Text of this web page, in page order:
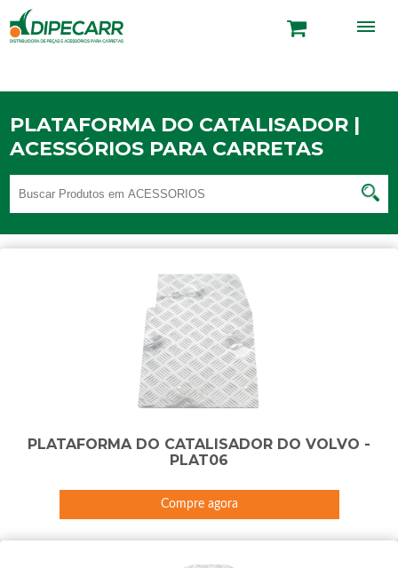
PLATAFORMA DO CATALISADOR |
ACESSÓRIOS PARA CARRETAS
PLATAFORMA DO CATALISADOR DO VOLVO -
PLAT06
Compre agora